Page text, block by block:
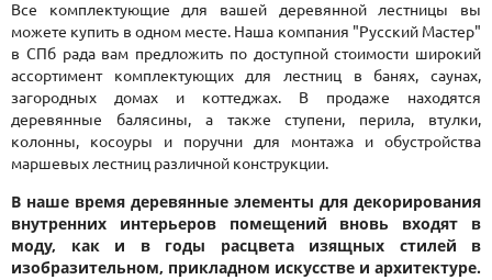
Все комплектующие для вашей деревянной лестницы вы
можете купить в одном месте. Наша компания "Русский Мастер"
в СПб рада вам предложить по доступной стоимости широкий
ассортимент комплектующих для лестниц в банях, саунах,
загородных домах и коттеджах. В продаже находятся
деревянные балясины, а также ступени, перила, втулки,
колонны, косоуры и поручни для монтажа и обустройства
маршевых лестниц различной конструкции.
В наше время деревянные элементы для декорирования
внутренних интерьеров помещений вновь входят в
моду, как и в годы расцвета изящных стилей в
изобразительном, прикладном искусстве и архитектуре.